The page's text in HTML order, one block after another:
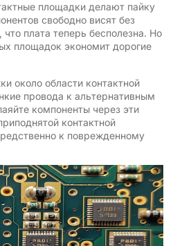
площадки делают пайку
свободно висят без
плата теперь бесполезна. Но
площадок экономит дорогие
около области контактной
провода к альтернативным
компоненты через эти
контактной
к поврежденному